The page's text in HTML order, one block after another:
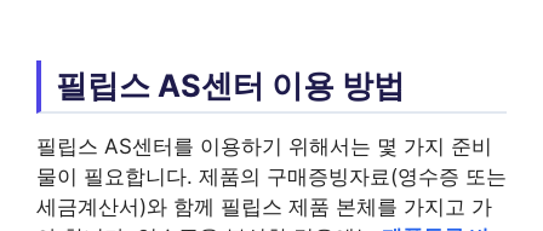
필립스 AS센터 이용 방법
필립스 AS센터를 이용하기 위해서는 몇 가지 준비
물이 필요합니다. 제품의 구매증빙자료(영수증 또는
세금계산서)와 함께 필립스 제품 본체를 가지고 가